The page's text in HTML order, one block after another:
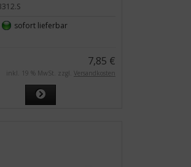
sofort lieferbar
7,85 €
inkl. 19 % MwSt. zzgl. Versandkosten